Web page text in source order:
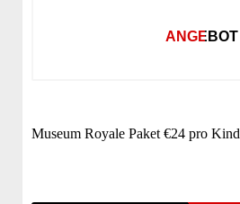
ANGEBOT
Museum Royale Paket €24 pro Kind